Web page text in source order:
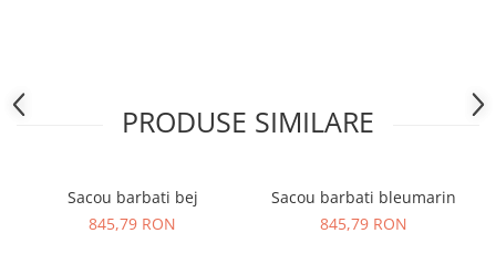
PRODUSE SIMILARE
Sacou barbati bej
845,79 RON
Sacou barbati bleumarin
845,79 RON